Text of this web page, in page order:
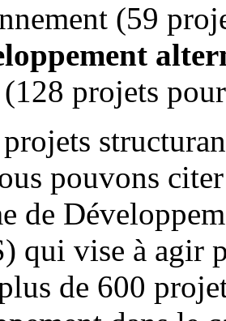
(59
(128 projets
pouvons
de
qui vise à agir
de 600